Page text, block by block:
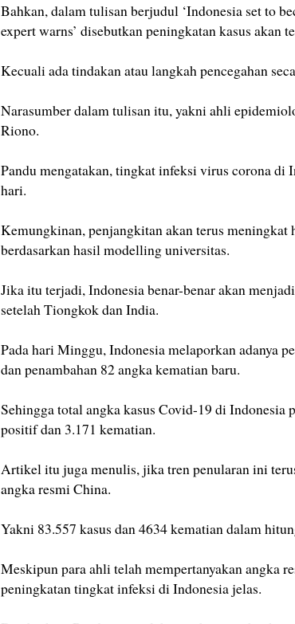
Bahkan, dalam tulisan berjudul ‘Indonesia set to
expert warns’ disebutkan peningkatan kasus akan
Kecuali ada tindakan atau langkah pencegahan
Narasumber dalam tulisan itu, yakni ahli
Riono.
Pandu mengatakan, tingkat infeksi virus corona di
hari.
Kemungkinan, penjangkitan akan terus meningkat
berdasarkan hasil modelling universitas.
Jika itu terjadi, Indonesia benar-benar akan
setelah Tiongkok dan India.
Pada hari Minggu, Indonesia melaporkan adanya
dan penambahan 82 angka kematian baru.
Sehingga total angka kasus Covid-19 di Indonesia
positif dan 3.171 kematian.
Artikel itu juga menulis, jika tren penularan ini
angka resmi China.
Yakni 83.557 kasus dan 4634 kematian dalam
Meskipun para ahli telah mempertanyakan angka
peningkatan tingkat infeksi di Indonesia jelas.